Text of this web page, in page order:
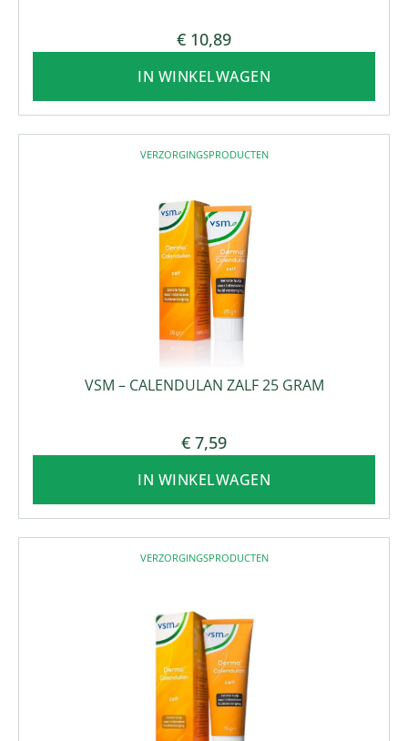
€ 10,89
IN WINKELWAGEN
VERZORGINGSPRODUCTEN
VSM – CALENDULAN ZALF 25 GRAM
€ 7,59
IN WINKELWAGEN
VERZORGINGSPRODUCTEN